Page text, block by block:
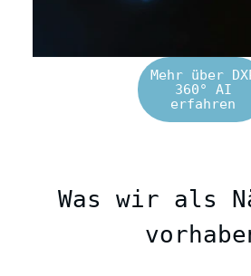
Mehr über
360° AI
erfahren
Was wir als